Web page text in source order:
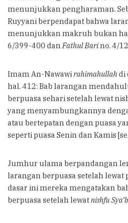
menunjukkan pengharaman.
Ruyyani berpendapat bahwa
menunjukkan makruh bukan
6/399-400 danFathul Barino. 4/
Imam An-Nawawirahimahullahdi
hal. 412: Bab larangan
berpuasa sehari setelah lewat
yang menyambungkannya
atau bertepatan dengan puasa
seperti puasa Senin dan Kamis
Jumhur ulama berpandangan
larangan berpuasa setelah lewat
dasar ini mereka mengatakan
berpuasa setelah lewatnishfu